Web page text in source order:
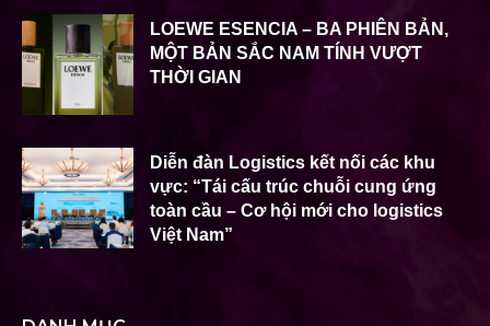
LOEWE ESENCIA – BA PHIÊN BẢN,
MỘT BẢN SẮC NAM TÍNH VƯỢT
THỜI GIAN
Diễn đàn Logistics kết nối các khu
vực: “Tái cấu trúc chuỗi cung ứng
toàn cầu – Cơ hội mới cho logistics
Việt Nam”